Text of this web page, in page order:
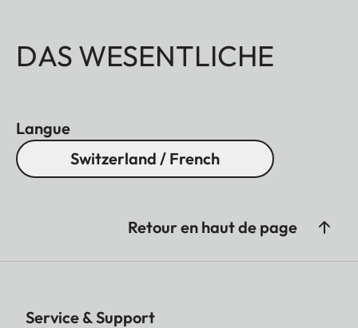
DAS WESENTLICHE
Langue
Switzerland / French
Retour en haut de page
Service & Support